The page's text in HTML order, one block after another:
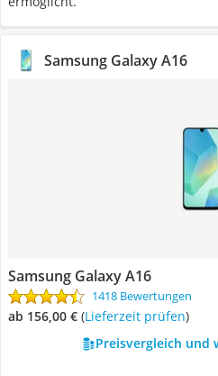
Samsung Galaxy A16
Samsung Galaxy A16
1418 Bewertungen
ab 156,00 € (Lieferzeit prüfen)
Preisvergleich und